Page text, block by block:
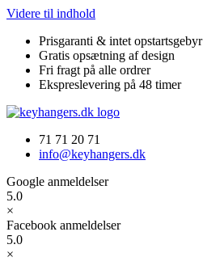
Videre til indhold
Prisgaranti & intet opstartsgebyr
Gratis opsætning af design
Fri fragt på alle ordrer
Ekspreslevering på 48 timer
71 71 20 71
info@keyhangers.dk
Google anmeldelser
5.0
×
Facebook anmeldelser
5.0
×